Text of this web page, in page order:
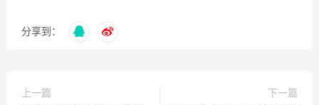
分享到：
上一篇
下一篇